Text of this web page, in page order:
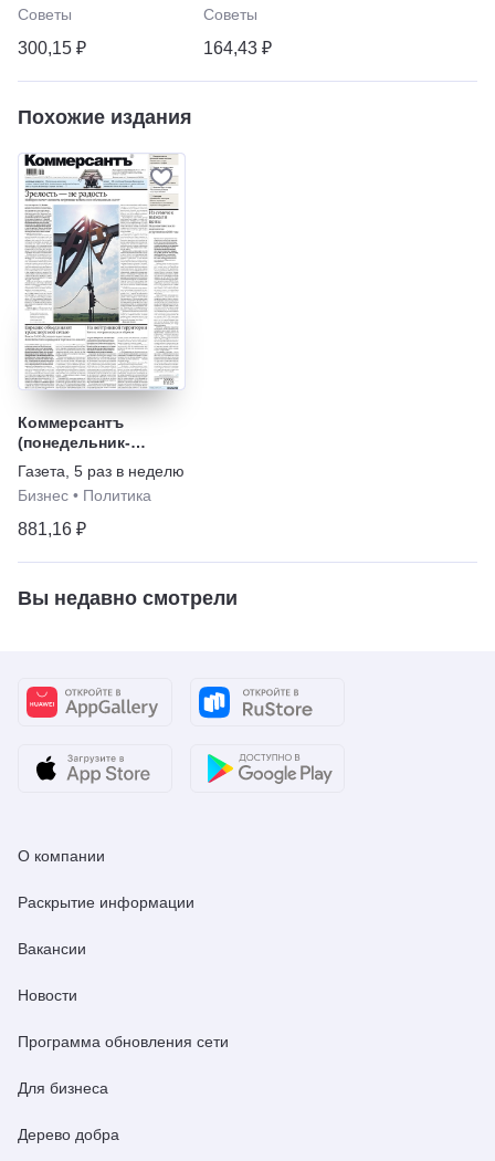
Советы
300,15 ₽
Советы
164,43 ₽
Похожие издания
Коммерсантъ
(понедельник-
пятница)
Газета 5 раз в неделю
Бизнес • Политика
881,16 ₽
Вы недавно смотрели
О компании
Раскрытие информации
Вакансии
Новости
Программа обновления сети
Для бизнеса
Дерево добра